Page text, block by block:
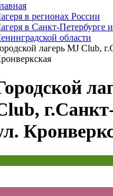
в регионах России
в Санкт-Петербурге и
области
лагерь MJ Club,